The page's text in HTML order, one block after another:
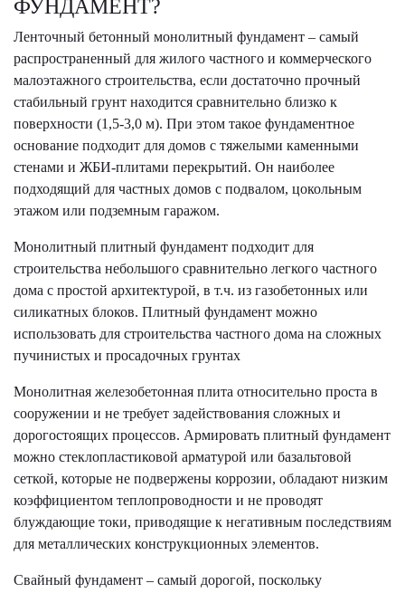
ФУНДАМЕНТ?
Ленточный бетонный монолитный фундамент – самый
распространенный для жилого частного и коммерческого
малоэтажного строительства, если достаточно прочный
стабильный грунт находится сравнительно близко к
поверхности (1,5-3,0 м). При этом такое фундаментное
основание подходит для домов с тяжелыми каменными
стенами и ЖБИ-плитами перекрытий. Он наиболее
подходящий для частных домов с подвалом, цокольным
этажом или подземным гаражом.
Монолитный плитный фундамент подходит для
строительства небольшого сравнительно легкого частного
дома с простой архитектурой, в т.ч. из газобетонных или
силикатных блоков. Плитный фундамент можно
использовать для строительства частного дома на сложных
пучинистых и просадочных грунтах
Монолитная железобетонная плита относительно проста в
сооружении и не требует задействования сложных и
дорогостоящих процессов. Армировать плитный фундамент
можно стеклопластиковой арматурой или базальтовой
сеткой, которые не подвержены коррозии, обладают низким
коэффициентом теплопроводности и не проводят
блуждающие токи, приводящие к негативным последствиям
для металлических конструкционных элементов.
Свайный фундамент – самый дорогой, поскольку